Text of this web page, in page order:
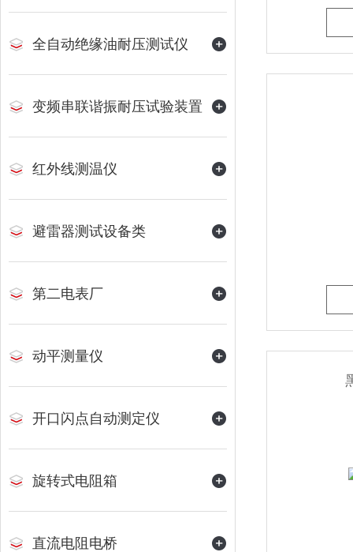
全自动绝缘油耐压测试仪
变频串联谐振耐压试验装置
红外线测温仪
避雷器测试设备类
第二电表厂
动平测量仪
开口闪点自动测定仪
旋转式电阻箱
直流电阻电桥